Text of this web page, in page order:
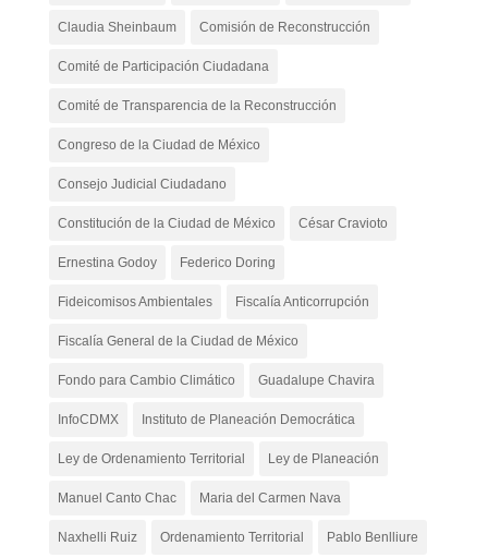
Claudia Sheinbaum Comisión de Reconstrucción
Comité de Participación Ciudadana
Comité de Transparencia de la Reconstrucción
Congreso de la Ciudad de México
Consejo Judicial Ciudadano
Constitución de la Ciudad de México César Cravioto
Ernestina Godoy Federico Doring
Fideicomisos Ambientales Fiscalía Anticorrupción
Fiscalía General de la Ciudad de México
Fondo para Cambio Climático Guadalupe Chavira
InfoCDMX Instituto de Planeación Democrática
Ley de Ordenamiento Territorial Ley de Planeación
Manuel Canto Chac Maria del Carmen Nava
Naxhelli Ruiz Ordenamiento Territorial Pablo Benlliure